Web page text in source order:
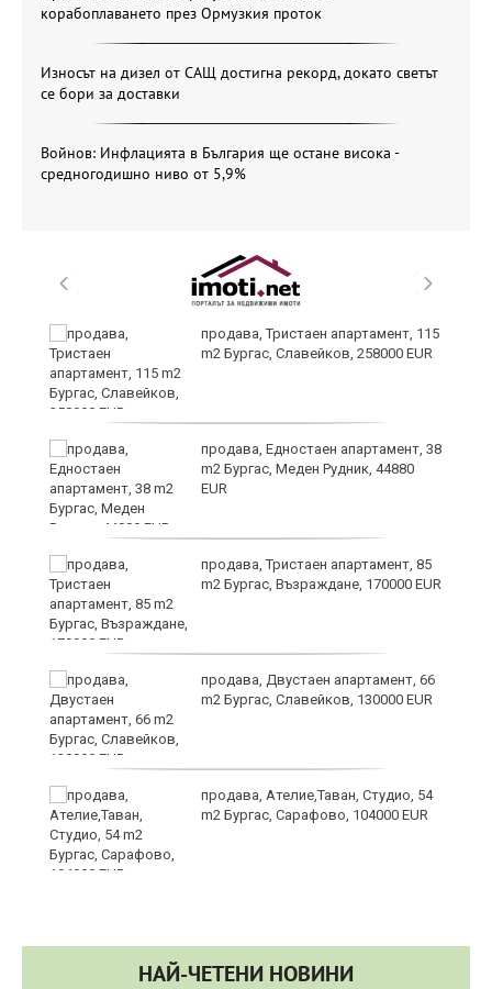
корабоплаването през Ормузкия проток
Износът на дизел от САЩ достигна рекорд, докато светът
се бори за доставки
Войнов: Инфлацията в България ще остане висока -
средногодишно ниво от 5,9%
продава, Тристаен апартамент, 115
m2 Бургас, Славейков, 258000 EUR
продава, Едностаен апартамент, 38
m2 Бургас, Меден Рудник, 44880
EUR
продава, Тристаен апартамент, 85
m2 Бургас, Възраждане, 170000 EUR
продава, Двустаен апартамент, 66
m2 Бургас, Славейков, 130000 EUR
продава, Ателие,Таван, Студио, 54
m2 Бургас, Сарафово, 104000 EUR
НАЙ-ЧЕТЕНИ НОВИНИ